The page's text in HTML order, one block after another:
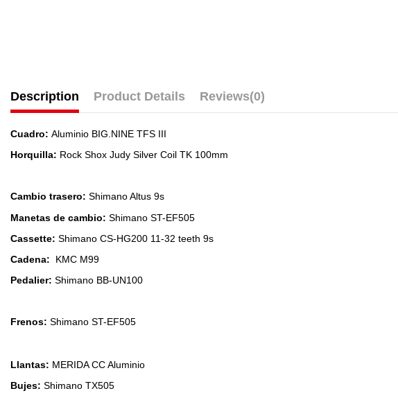
Description Product Details Reviews(0)
Cuadro: Aluminio BIG.NINE TFS III
Horquilla: Rock Shox Judy Silver Coil TK 100mm
Cambio trasero: Shimano Altus 9s
Manetas de cambio: Shimano ST-EF505
Cassette: Shimano CS-HG200 11-32 teeth 9s
Cadena: KMC M99
Pedalier: Shimano BB-UN100
Frenos: Shimano ST-EF505
Llantas: MERIDA CC Aluminio
Bujes: Shimano TX505